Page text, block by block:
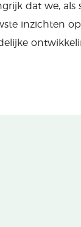
dat we, als
inzichten